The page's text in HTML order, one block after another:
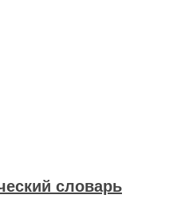
словарь